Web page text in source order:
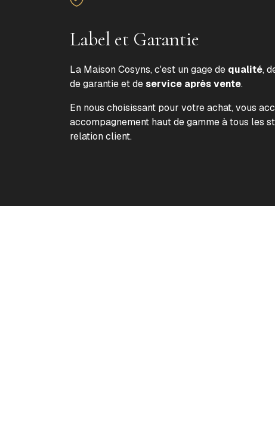
Label et Garantie
La Maison Cosyns, c'est un gage de qualité,
de garantie et deservice après vente.
En nous choisissant pour votre achat, vous
accompagnement haut de gamme à tous les
relation client.